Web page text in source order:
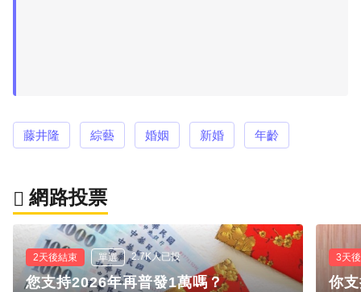
藤井隆 綜藝 婚姻 新婚 年齡
網路投票
2天後結束 單選 2.7K人已投
您支持2026年再普發1萬嗎？
3天
你